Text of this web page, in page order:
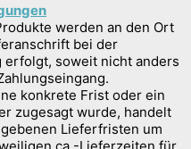
werden an den Ort
bei der
erfolgt, soweit nicht anders
konkrete Frist oder ein
zugesagt wurde, handelt
Lieferfristen um